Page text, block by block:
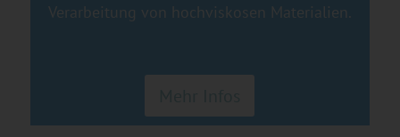
Verarbeitung von hochviskosen Materialien.